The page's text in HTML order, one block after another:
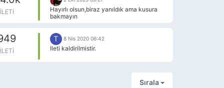
İdari yargı sınavına da çalışmadım
açıkçası. Allah ne verdiyse
yapabildiklerimi yaptım yapamadıklarımı
dediğiniz gibi 73 doğru ile kapatır umarım
İLETI
Hayırlı olsun,biraz yanıldık ama kusura
bakmayın
İLETI
T 8 Nis 2020 06:42
Ileti kaldirilmistir.
Sırala